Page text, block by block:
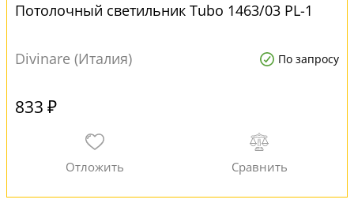
Потолочный светильник Tubo 1463/03 PL-1
Divinare (Италия) По запросу
833 ₽